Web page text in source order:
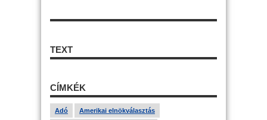
TEXT
CÍMKÉK
Adó Amerikai elnökválasztás